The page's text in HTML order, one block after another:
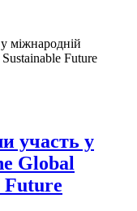
міжнародній
Future
участь у
Global
Future